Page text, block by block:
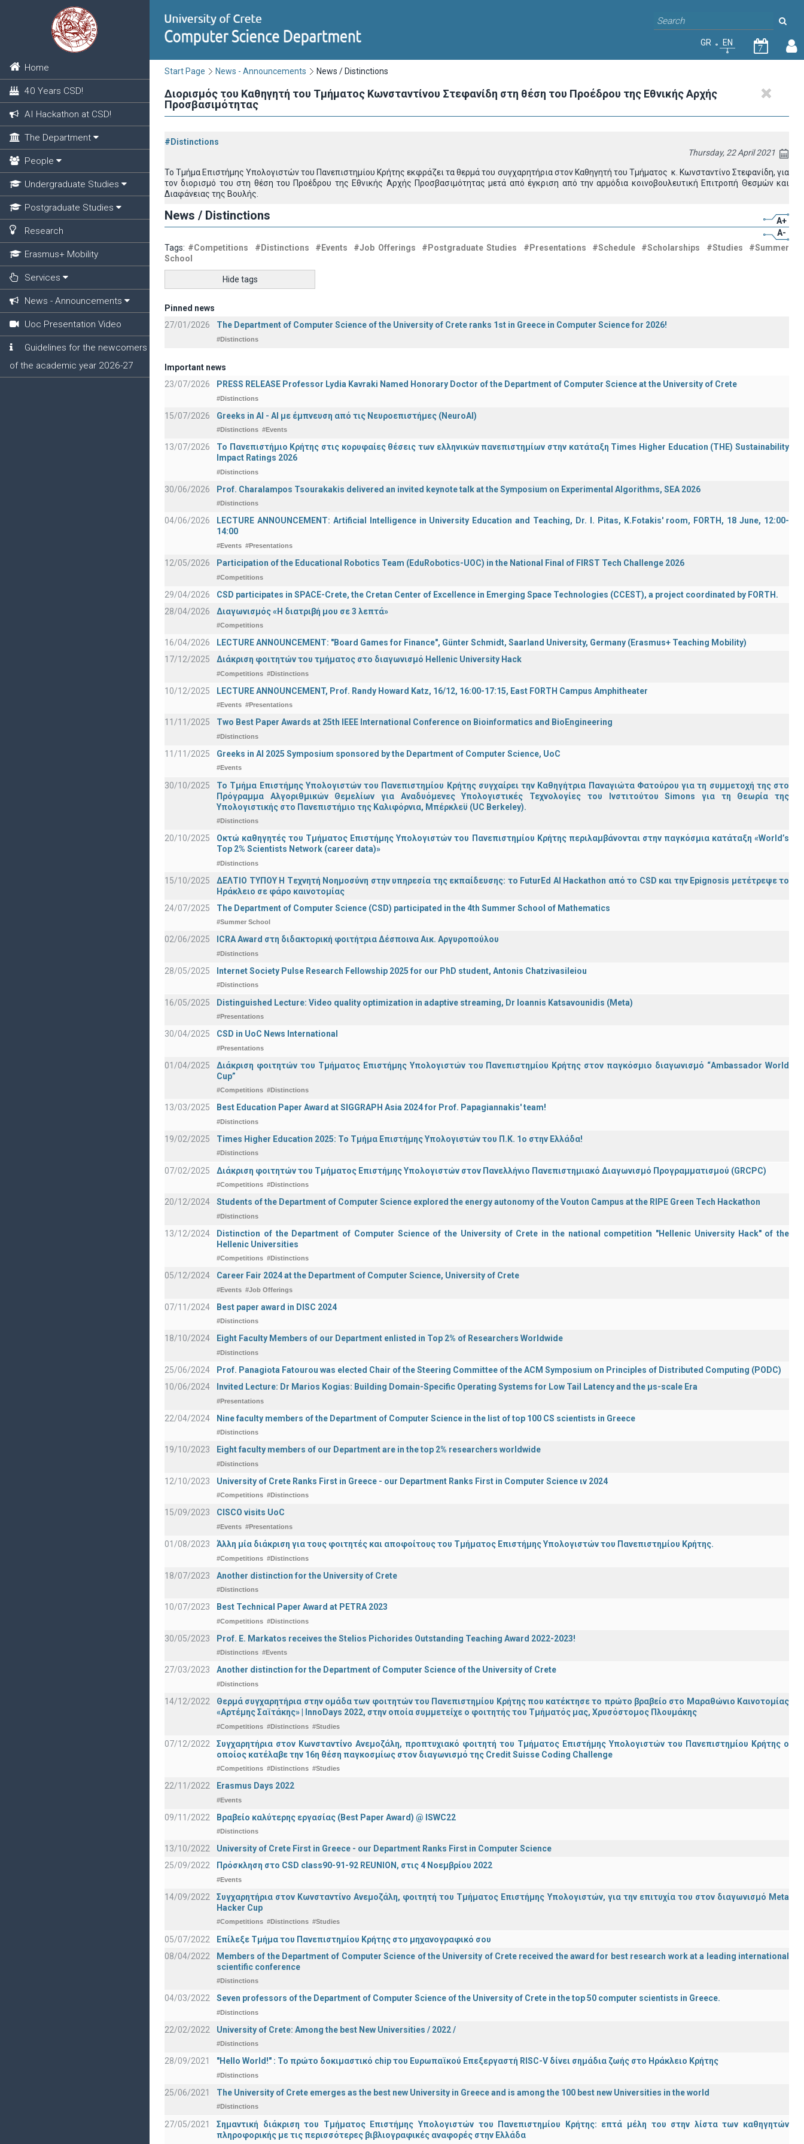
Home
40 Years CSD!
AI Hackathon at CSD!
The Department
People
Undergraduate Studies
Postgraduate Studies
Research
Erasmus+ Mobility
Services
News - Announcements
Uoc Presentation Video
Guidelines for the newcomers
of the academic year 2026-27
GR EN
7
Start Page News - Announcements News / Distinctions
Διορισμός του Καθηγητή του Τμήματος Κωνσταντίνου Στεφανίδη στη θέση του Προέδρου της Εθνικής Αρχής
Προσβασιμότητας
#Distinctions
Thursday, 22 April 2021
Το Τμήμα Επιστήμης Υπολογιστών του Πανεπιστημίου Κρήτης εκφράζει τα θερμά του συγχαρητήρια στον Καθηγητή του Τμήματος κ. Κωνσταντίνο Στεφανίδη, για
τον διορισμό του στη θέση του Προέδρου της Εθνικής Αρχής Προσβασιμότητας μετά από έγκριση από την αρμόδια κοινοβουλευτική Επιτροπή Θεσμών και
Διαφάνειας της Βουλής.
News / Distinctions
A+
A-
Tags: #Competitions #Distinctions #Events #Job Offerings #Postgraduate Studies #Presentations #Schedule #Scholarships #Studies
#Summer
School
Hide tags
Pinned news
27/01/2026
The Department of Computer Science of the University of Crete ranks 1st in Greece in Computer Science for 2026!
#Distinctions
Important news
23/07/2026
PRESS RELEASE Professor Lydia Kavraki Named Honorary Doctor of the Department of Computer Science at the University of Crete
#Distinctions
15/07/2026 Greeks in AI - ΑΙ με έμπνευση από τις Νευροεπιστήμες (NeuroAI)
#Distinctions #Events
13/07/2026
Το Πανεπιστήμιο Κρήτης στις κορυφαίες θέσεις των ελληνικών πανεπιστημίων στην κατάταξη Times Higher Education (ΤΗΕ) Sustainability
Impact Ratings 2026
#Distinctions
30/06/2026 Prof. Charalampos Tsourakakis delivered an invited keynote talk at the Symposium on Experimental Algorithms, SEA 2026
#Distinctions
04/06/2026
LECTURE ANNOUNCEMENT: Artificial Intelligence in University Education and Teaching, Dr. I. Pitas, K.Fotakis' room, FORTH, 18 June, 12:00-
14:00
#Events #Presentations
12/05/2026 Participation of the Educational Robotics Team (EduRobotics-UOC) in the National Final of FIRST Tech Challenge 2026
#Competitions
29/04/2026
CSD participates in SPACE-Crete, the Cretan Center of Excellence in Emerging Space Technologies (CCEST), a project coordinated by FORTH.
28/04/2026
Διαγωνισμός «Η διατριβή μου σε 3 λεπτά»
#Competitions
16/04/2026
LECTURE ANNOUNCEMENT: "Board Games for Finance", Günter Schmidt, Saarland University, Germany (Erasmus+ Teaching Mobility)
17/12/2025
Διάκριση φοιτητών του τμήματος στο διαγωνισμό Hellenic University Hack
#Competitions #Distinctions
10/12/2025 LECTURE ANNOUNCEMENT, Prof. Randy Howard Katz, 16/12, 16:00-17:15, East FORTH Campus Amphitheater
#Events #Presentations
11/11/2025 Two Best Paper Awards at 25th IEEE International Conference on Bioinformatics and BioEngineering
#Distinctions
11/11/2025 Greeks in AI 2025 Symposium sponsored by the Department of Computer Science, UoC
#Events
30/10/2025
Το Τμήμα Επιστήμης Υπολογιστών του Πανεπιστημίου Κρήτης συγχαίρει την Καθηγήτρια Παναγιώτα Φατούρου για τη συμμετοχή της στο
Πρόγραμμα Αλγοριθμικών Θεμελίων για Αναδυόμενες Υπολογιστικές Τεχνολογίες του Ινστιτούτου Simons για τη Θεωρία της
Υπολογιστικής στο Πανεπιστήμιο της Καλιφόρνια, Μπέρκλεϋ (UC Berkeley).
#Distinctions
20/10/2025
Οκτώ καθηγητές του Τμήματος Επιστήμης Υπολογιστών του Πανεπιστημίου Κρήτης περιλαμβάνονται στην παγκόσμια κατάταξη «World’s
Top 2% Scientists Network (career data)»
#Distinctions
15/10/2025
ΔΕΛΤΙΟ ΤΥΠΟΥ H Tεχνητή Νοημοσύνη στην υπηρεσία της εκπαίδευσης: το FuturEd AI Hackathon από το CSD και την Epignosis μετέτρεψε το
Ηράκλειο σε φάρο καινοτομίας
24/07/2025
The Department of Computer Science (CSD) participated in the 4th Summer School of Mathematics
#Summer School
02/06/2025 ICRA Award στη διδακτορική φοιτήτρια Δέσποινα Αικ. Αργυροπούλου
#Distinctions
28/05/2025 Internet Society Pulse Research Fellowship 2025 for our PhD student, Antonis Chatzivasileiou
#Distinctions
16/05/2025 Distinguished Lecture: Video quality optimization in adaptive streaming, Dr Ioannis Katsavounidis (Meta)
#Presentations
30/04/2025 CSD in UoC News International
#Presentations
01/04/2025
Διάκριση φοιτητών του Τμήματος Επιστήμης Υπολογιστών του Πανεπιστημίου Κρήτης στον παγκόσμιο διαγωνισμό “Ambassador World
Cup”
#Competitions #Distinctions
13/03/2025 Best Education Paper Award at SIGGRAPH Asia 2024 for Prof. Papagiannakis' team!
#Distinctions
19/02/2025 Times Higher Education 2025: Το Τμήμα Επιστήμης Υπολογιστών του Π.Κ. 1ο στην Ελλάδα!
#Distinctions
07/02/2025 Διάκριση φοιτητών του Τμήματος Επιστήμης Υπολογιστών στον Πανελλήνιο Πανεπιστημιακό Διαγωνισμό Προγραμματισμού (GRCPC)
#Competitions #Distinctions
20/12/2024 Students of the Department of Computer Science explored the energy autonomy of the Vouton Campus at the RIPE Green Tech Hackathon
#Distinctions
13/12/2024
Distinction of the Department of Computer Science of the University of Crete in the national competition "Hellenic University Hack" of the
Hellenic Universities
#Competitions #Distinctions
05/12/2024 Career Fair 2024 at the Department of Computer Science, University of Crete
#Events #Job Offerings
07/11/2024 Best paper award in DISC 2024
#Distinctions
18/10/2024 Eight Faculty Members of our Department enlisted in Top 2% of Researchers Worldwide
#Distinctions
25/06/2024
Prof. Panagiota Fatourou was elected Chair of the Steering Committee of the ACM Symposium on Principles of Distributed Computing (PODC)
10/06/2024
Invited Lecture: Dr Marios Kogias: Building Domain-Specific Operating Systems for Low Tail Latency and the μs-scale Era
#Presentations
22/04/2024 Nine faculty members of the Department of Computer Science in the list of top 100 CS scientists in Greece
#Distinctions
19/10/2023 Eight faculty members of our Department are in the top 2% researchers worldwide
#Distinctions
12/10/2023 University of Crete Ranks First in Greece - our Department Ranks First in Computer Science ιν 2024
#Competitions #Distinctions
15/09/2023 CISCO visits UoC
#Events #Presentations
01/08/2023 Άλλη μία διάκριση για τους φοιτητές και αποφοίτους του Τμήματος Επιστήμης Υπολογιστών του Πανεπιστημίου Κρήτης.
#Competitions #Distinctions
18/07/2023 Another distinction for the University of Crete
#Distinctions
10/07/2023 Best Technical Paper Award at PETRA 2023
#Competitions #Distinctions
30/05/2023 Prof. E. Markatos receives the Stelios Pichorides Outstanding Teaching Award 2022-2023!
#Distinctions #Events
27/03/2023 Another distinction for the Department of Computer Science of the University of Crete
#Distinctions
14/12/2022
Θερμά συγχαρητήρια στην ομάδα των φοιτητών του Πανεπιστημίου Κρήτης που κατέκτησε το πρώτο βραβείο στο Μαραθώνιο Καινοτομίας
«Αρτέμης Σαϊτάκης» | InnoDays 2022, στην οποία συμμετείχε ο φοιτητής του Τμήματός μας, Χρυσόστομος Πλουμάκης
#Competitions #Distinctions #Studies
07/12/2022
Συγχαρητήρια στον Κωνσταντίνο Ανεμοζάλη, προπτυχιακό φοιτητή του Τμήματος Επιστήμης Υπολογιστών του Πανεπιστημίου Κρήτης ο
οποίος κατέλαβε την 16η θέση παγκοσμίως στον διαγωνισμό της Credit Suisse Coding Challenge
#Competitions #Distinctions #Studies
22/11/2022 Erasmus Days 2022
#Events
09/11/2022 Βραβείο καλύτερης εργασίας (Best Paper Award) @ ISWC22
#Distinctions
13/10/2022
University of Crete First in Greece - our Department Ranks First in Computer Science
25/09/2022
Πρόσκληση στο CSD class90-91-92 REUNION, στις 4 Νοεμβρίου 2022
#Events
14/09/2022
Συγχαρητήρια στον Κωνσταντίνο Ανεμοζάλη, φοιτητή του Τμήματος Επιστήμης Υπολογιστών, για την επιτυχία του στον διαγωνισμό Meta
Hacker Cup
#Competitions #Distinctions #Studies
05/07/2022
Επίλεξε Τμήμα του Πανεπιστημίου Κρήτης στο μηχανογραφικό σου
08/04/2022
Members of the Department of Computer Science of the University of Crete received the award for best research work at a leading international
scientific conference
#Distinctions
04/03/2022 Seven professors of the Department of Computer Science of the University of Crete in the top 50 computer scientists in Greece.
#Distinctions
22/02/2022 University of Crete: Among the best New Universities / 2022 /
#Distinctions
28/09/2021 "Hello World!" : Το πρώτο δοκιμαστικό chip του Ευρωπαϊκού Επεξεργαστή RISC-V δίνει σημάδια ζωής στο Ηράκλειο Κρήτης
#Distinctions
25/06/2021 The University of Crete emerges as the best new University in Greece and is among the 100 best new Universities in the world
#Distinctions
27/05/2021
Σημαντική διάκριση του Τμήματος Επιστήμης Υπολογιστών του Πανεπιστημίου Κρήτης: επτά μέλη του στην λίστα των καθηγητών
πληροφορικής με τις περισσότερες βιβλιογραφικές αναφορές στην Ελλάδα